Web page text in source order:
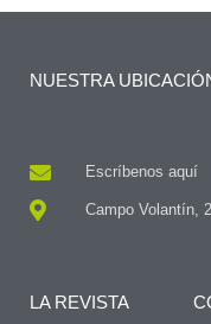
NUESTRA
Escríbenos aquí
Campo Volantín,
LA REVISTA